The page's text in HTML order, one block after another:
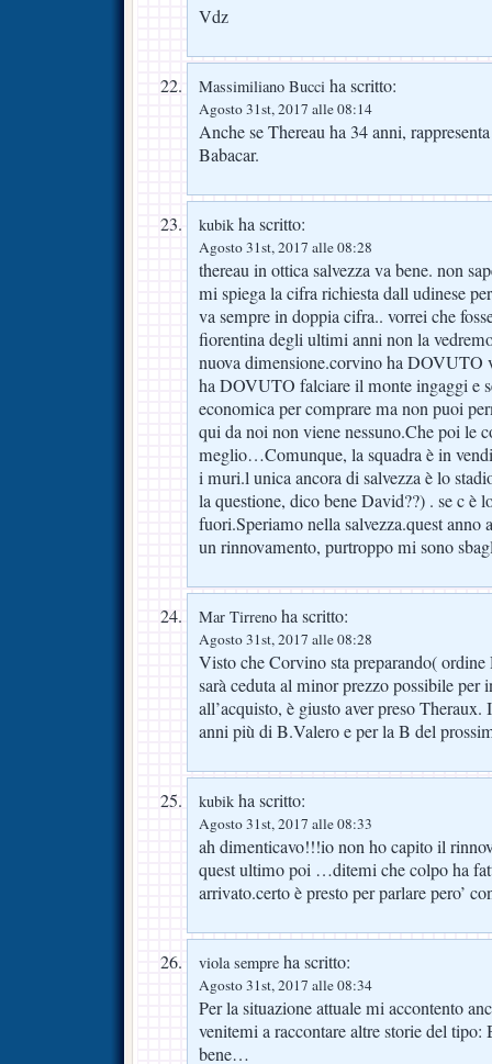
Vdz
Massimiliano Bucci ha scritto:
Agosto 31st, 2017 alle 08:14
Anche se Thereau ha 34 anni,
Babacar.
kubik ha scritto:
Agosto 31st, 2017 alle 08:28
thereau in ottica salvezza va bene. non
mi spiega la cifra richiesta dall udinese
va sempre in doppia cifra.. vorrei che
fiorentina degli ultimi anni non la
nuova dimensione.corvino ha DOVUTO
ha DOVUTO falciare il monte ingaggi e
economica per comprare ma non puoi
qui da noi non viene nessuno.Che poi le
meglio…Comunque, la squadra è in
i muri.l unica ancora di salvezza è lo
la questione, dico bene David??) . se c è
fuori.Speriamo nella salvezza.quest anno
un rinnovamento, purtroppo mi sono
Mar Tirreno ha scritto:
Agosto 31st, 2017 alle 08:28
Visto che Corvino sta preparando(
sarà ceduta al minor prezzo possibile per
all’acquisto, è giusto aver preso
anni più di B.Valero e per la B del
kubik ha scritto:
Agosto 31st, 2017 alle 08:33
ah dimenticavo!!!io non ho capito il
quest ultimo poi …ditemi che colpo ha
arrivato.certo è presto per parlare pero’
viola sempre ha scritto:
Agosto 31st, 2017 alle 08:34
Per la situazione attuale mi accontento
venitemi a raccontare altre storie del
bene…